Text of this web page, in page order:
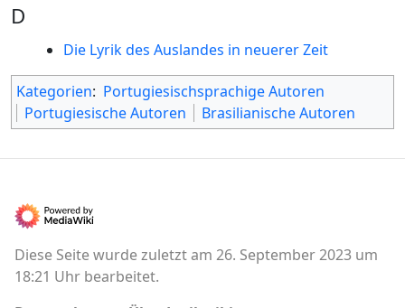
D
Die Lyrik des Auslandes in neuerer Zeit
Kategorien: Portugiesischsprachige Autoren
Portugiesische Autoren
Brasilianische Autoren
Diese Seite wurde zuletzt am 26. September 2023 um
18:21 Uhr bearbeitet.